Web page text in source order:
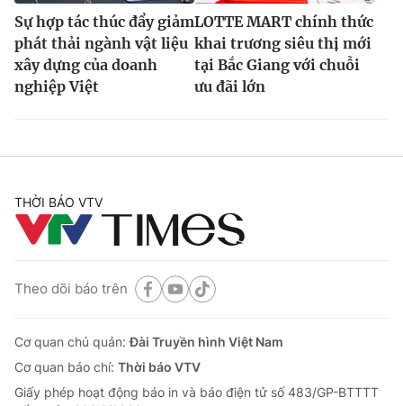
Sự hợp tác thúc đẩy giảm
phát thải ngành vật liệu
xây dựng của doanh
nghiệp Việt
LOTTE MART chính thức
khai trương siêu thị mới
tại Bắc Giang với chuỗi
ưu đãi lớn
THỜI BÁO VTV
Theo dõi báo trên
Cơ quan chủ quản:Đài Truyền hình Việt Nam
Cơ quan báo chí: Thời báo VTV
Giấy phép hoạt động báo in và báo điện tử số 483/GP-BTTTT